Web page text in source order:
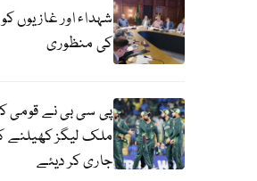
شہداء اور غازیوں
کی منظوری
پی سی بی نے قومی
ملک لیگز کھیلنے
جاری کر دیئے